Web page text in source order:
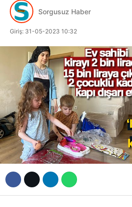
SPOR
MAGAZİN
EĞİTİM
DİĞER
Sorgusuz Haber
Giriş: 31-05-2023 10:32